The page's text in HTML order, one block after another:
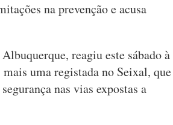
na prevenção e acusa
reagiu este sábado à
uma registada no Seixal, que
nas vias expostas a